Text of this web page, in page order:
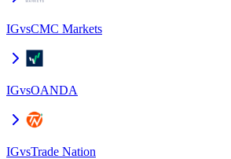
IGvsCMC Markets
IGvsOANDA
IGvsTrade Nation